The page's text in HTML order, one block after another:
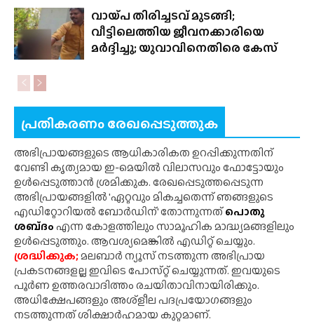
വായ്‌പ തിരിച്ചടവ് മുടങ്ങി;
വീട്ടിലെത്തിയ ജീവനക്കാരിയെ
മർദ്ദിച്ചു; യുവാവിനെതിരെ കേസ്
പ്രതികരണം രേഖപ്പെടുത്തുക
അഭിപ്രായങ്ങളുടെ ആധികാരികത ഉറപ്പിക്കുന്നതിന്
വേണ്ടി കൃത്യമായ ഇ-മെയിൽ വിലാസവും ഫോട്ടോയും
ഉൾപ്പെടുത്താൻ ശ്രമിക്കുക. രേഖപ്പെടുത്തപ്പെടുന്ന
അഭിപ്രായങ്ങളിൽ 'ഏറ്റവും മികച്ചതെന്ന് ഞങ്ങളുടെ
എഡിറ്റോറിയൽ ബോർഡിന്' തോന്നുന്നത്പൊതു
ശബ്‌ദംഎന്ന കോളത്തിലും സാമൂഹിക മാദ്ധ്യമങ്ങളിലും
ഉൾപ്പെടുത്തും. ആവശ്യമെങ്കിൽ എഡിറ്റ് ചെയ്യും.
ശ്രദ്ധിക്കുക;മലബാർ ന്യൂസ് നടത്തുന്ന അഭിപ്രായ
പ്രകടനങ്ങളല്ല ഇവിടെ പോസ്‌റ്റ് ചെയ്യുന്നത്. ഇവയുടെ
പൂർണ ഉത്തരവാദിത്തം രചയിതാവിനായിരിക്കും.
അധിക്ഷേപങ്ങളും അശ്‌ളീല പദപ്രയോഗങ്ങളും
നടത്തുന്നത് ശിക്ഷാർഹമായ കുറ്റമാണ്.